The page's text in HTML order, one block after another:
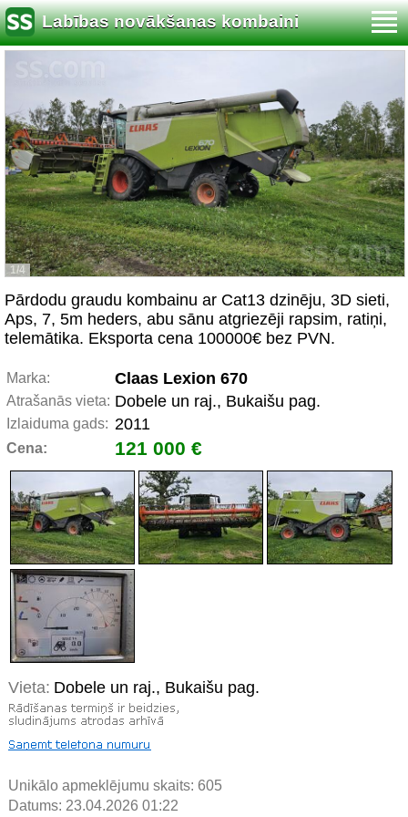
Labības novākšanas kombaini
1/4
Pārdodu graudu kombainu ar Cat13 dzinēju, 3D sieti,
Aps, 7, 5m heders, abu sānu atgriezēji rapsim, ratiņi,
telemātika. Eksporta cena 100000€ bez PVN.
Marka: Claas Lexion 670
Atrašanās vieta: Dobele un raj., Bukaišu pag.
Izlaiduma gads: 2011
Cena: 121 000 €
Vieta: Dobele un raj., Bukaišu pag.
Unikālo apmeklējumu skaits: 605
Datums: 23.04.2026 01:22